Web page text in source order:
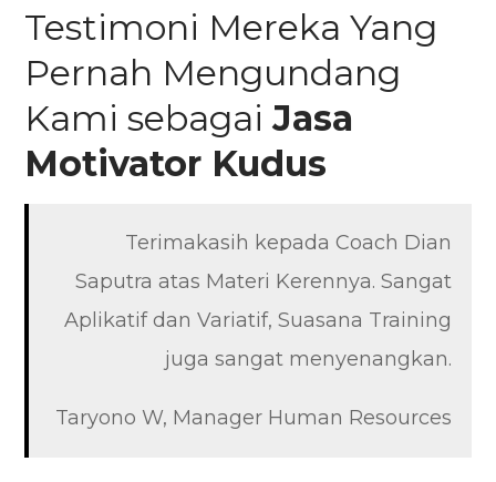
Testimoni Mereka Yang
Pernah Mengundang
Kami sebagaiJasa
Motivator Kudus
Terimakasih kepada Coach Dian
Saputra atas Materi Kerennya. Sangat
Aplikatif dan Variatif, Suasana Training
juga sangat menyenangkan.
Taryono W, Manager Human Resources